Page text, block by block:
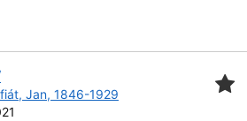
Jan, 1846-1929